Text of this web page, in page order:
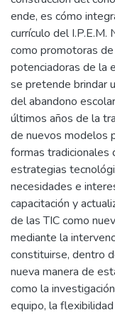
ende, es cómo
currículo del I.P.E.M.
como promotoras
potenciadoras de la
se pretende brindar
del abandono
últimos años de la
de nuevos modelos
formas tradicionales
estrategias
necesidades e
capacitación y
de las TIC como
mediante la
constituirse, dentro
nueva manera de
como la
equipo, la